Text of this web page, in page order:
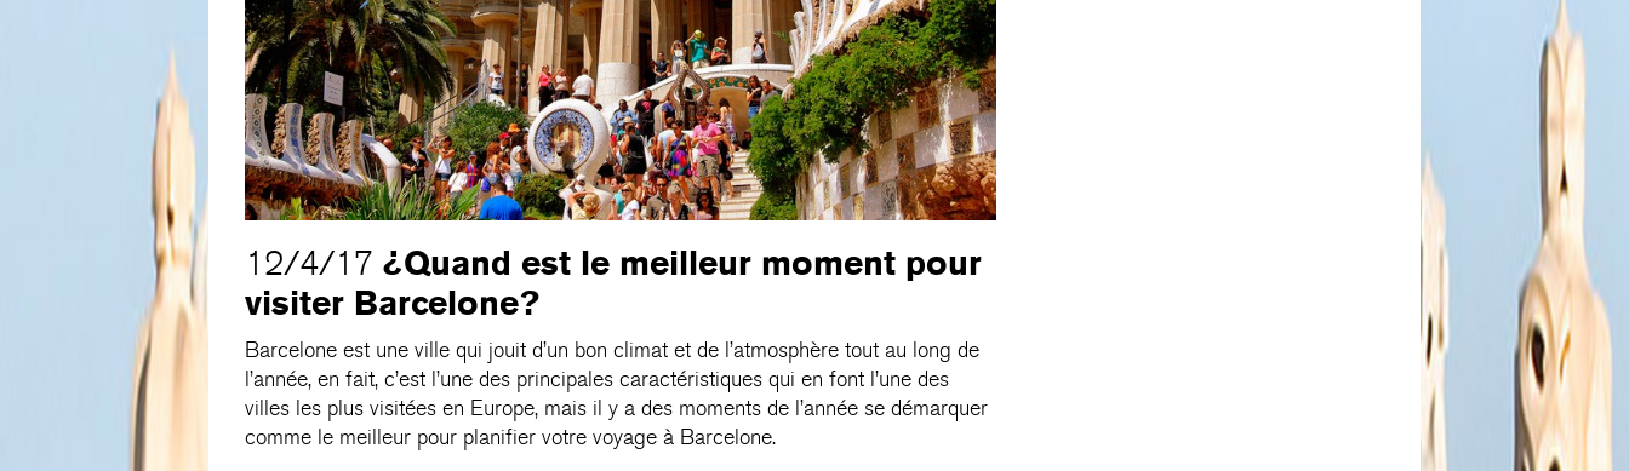
12/4/17 ¿Quand est le meilleur moment pour
visiter Barcelone?
Barcelone est une ville qui jouit d’un bon climat et de l’atmosphère tout au long de
l’année, en fait, c’est l’une des principales caractéristiques qui en font l’une des
villes les plus visitées en Europe, mais il y a des moments de l’année se démarquer
comme le meilleur pour planifier votre voyage à Barcelone.